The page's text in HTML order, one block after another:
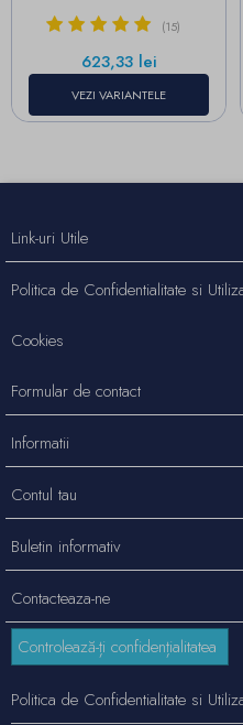
(15)
Pret
623,33 lei
VEZI VARIANTELE
Contacteaza-ne
Link-uri Utile
Politica de Confidentialitate si
Cookies
Formular de contact
Informatii
Contul tau
Buletin informativ
Controlează-ți confidențialitatea
Politica de Confidentialitate si